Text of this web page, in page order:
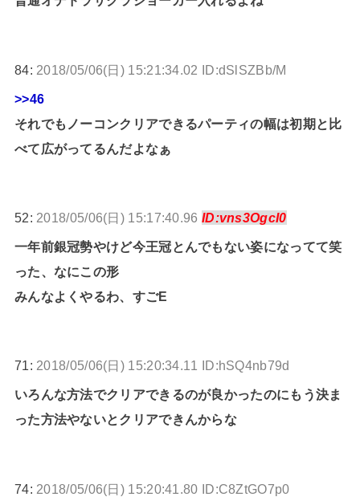
84: 2018/05/06(日) 15:21:34.02 ID:dSlSZBb/M
>>46
それでもノーコンクリアできるパーティの幅は初期と比
べて広がってるんだよなぁ
52: 2018/05/06(日) 15:17:40.96 ID:vns3OgcI0
一年前銀冠勢やけど今王冠とんでもない姿になってて笑
った、なにこの形
みんなよくやるわ、すごE
71: 2018/05/06(日) 15:20:34.11 ID:hSQ4nb79d
いろんな方法でクリアできるのが良かったのにもう決ま
った方法やないとクリアできんからな
74: 2018/05/06(日) 15:20:41.80 ID:C8ZtGO7p0